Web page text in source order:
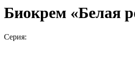
Биокрем «Белая
Серия: